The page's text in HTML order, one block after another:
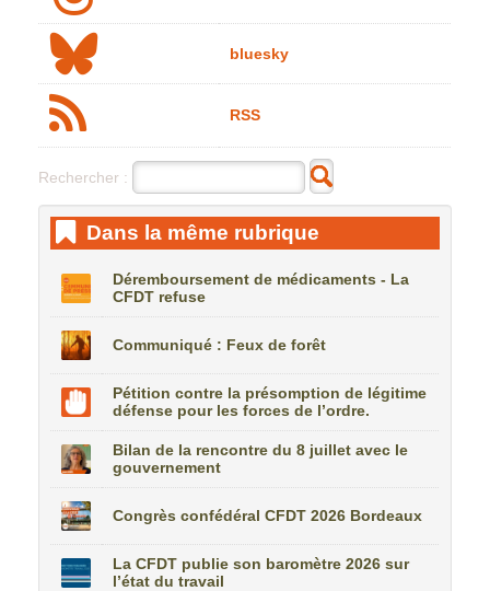
bluesky
RSS
Rechercher :
Dans la même rubrique
Déremboursement de médicaments - La
CFDT refuse
Communiqué : Feux de forêt
Pétition contre la présomption de légitime
défense pour les forces de l’ordre.
Bilan de la rencontre du 8 juillet avec le
gouvernement
Congrès confédéral CFDT 2026 Bordeaux
La CFDT publie son baromètre 2026 sur
l’état du travail